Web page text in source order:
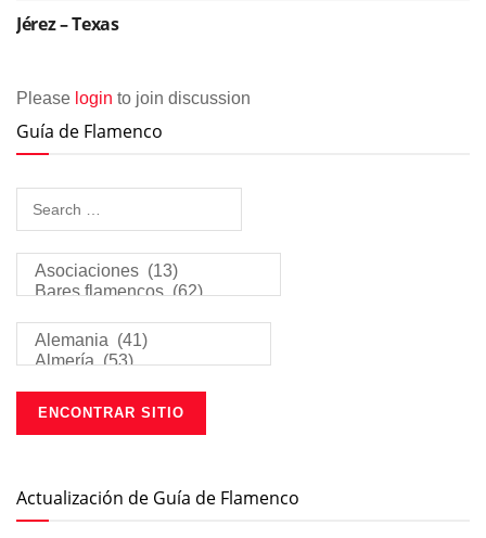
Jérez – Texas
Please login to join discussion
Guía de Flamenco
Actualización de Guía de Flamenco